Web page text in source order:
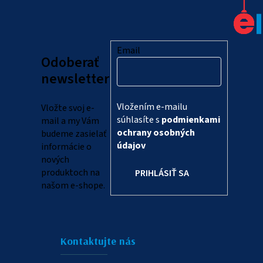
Odoberať
newsletter
Vložte svoj e-
mail a my Vám
budeme zasielať
informácie o
nových
produktoch na
našom e-shope.
Email
Vložením e-mailu
súhlasíte s podmienkami
ochrany osobných
údajov
PRIHLÁSIŤ SA
Kontaktujte nás